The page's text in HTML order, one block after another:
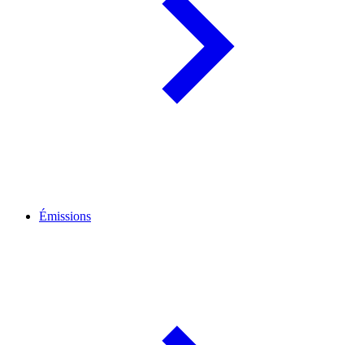
Émissions